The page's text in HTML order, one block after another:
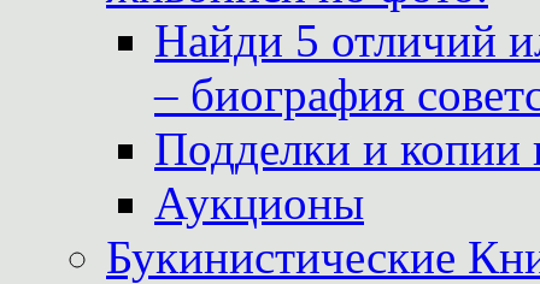
Найди 5 отличий
– биография
Подделки и копии
Аукционы
Букинистические